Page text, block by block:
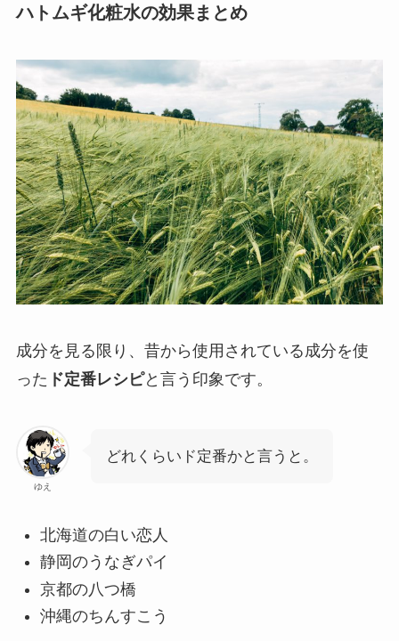
ハトムギ化粧水の効果まとめ
成分を見る限り、昔から使用されている成分を使
った ド定番レシピと言う印象です。
ゆえ
どれくらいド定番かと言うと。
北海道の白い恋人
静岡のうなぎパイ
京都の八つ橋
沖縄のちんすこう